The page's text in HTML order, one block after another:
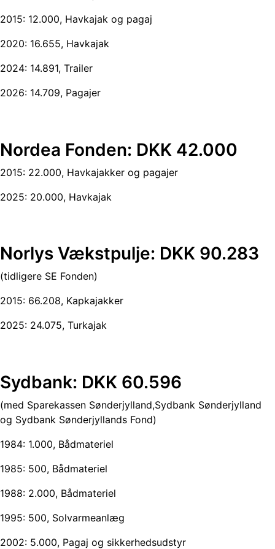
2015: 12.000, Havkajak og pagaj
2020: 16.655, Havkajak
2024: 14.891, Trailer
2026: 14.709, Pagajer
Nordea Fonden: DKK 42.000
2015: 22.000, Havkajakker og pagajer
2025: 20.000, Havkajak
Norlys Vækstpulje: DKK 90.283
(tidligere SE Fonden)
2015: 66.208, Kapkajakker
2025: 24.075, Turkajak
Sydbank: DKK 60.596
(med Sparekassen Sønderjylland,Sydbank Sønderjylland
og Sydbank Sønderjyllands Fond)
1984: 1.000, Bådmateriel
1985: 500, Bådmateriel
1988: 2.000, Bådmateriel
1995: 500, Solvarmeanlæg
2002: 5.000, Pagaj og sikkerhedsudstyr